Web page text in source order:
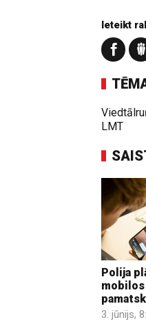
Ieteikt
LMT
Polija
3. jūnijs,